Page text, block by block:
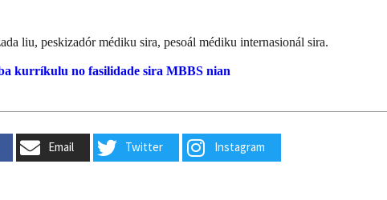
liu, peskizadór médiku sira, pesoál médiku internasionál sira.
kurríkulu no fasilidade sira MBBS nian
Email Twitter Instagram